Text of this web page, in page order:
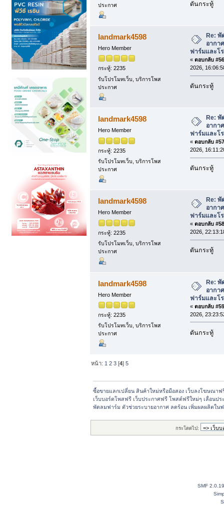
ประกาศ ดันกระทู้
landmark4598
Hero Member
กระทู้: 2235
รับโปรโมทเว็บ, บริการโพส
ประกาศ
Re:
อากา
ฟาร์มและโ
« ตอบกลับ
2026,
ดันกระทู้
landmark4598
Hero Member
กระทู้: 2235
รับโปรโมทเว็บ, บริการโพส
ประกาศ
Re:
อากา
ฟาร์มและโ
« ตอบกลับ
2026,
ดันกระทู้
landmark4598
Hero Member
กระทู้: 2235
รับโปรโมทเว็บ, บริการโพส
ประกาศ
Re:
อากา
ฟาร์มและโ
« ตอบกลับ
2026,
ดันกระทู้
landmark4598
Hero Member
กระทู้: 2235
รับโปรโมทเว็บ, บริการโพส
ประกาศ
Re: พั
อากา
ฟาร์มและโ
« ตอบกลับ
2026,
ดันกระทู้
หน้า: 1 2 3 [4]5
ซื้อขายแลกเปลี่ยน สินค้าใหม่หรือมือสอง เว็บลงโฆษณา
เว็บบอร์ดโพสฟรี เว็บประกาศฟรี โพสต์ฟรีใหม่ๆ เลื่อนปร
พัดลมฟาร์ม ตัวช่วยระบายอากาศ ลดร้อน เพิ่มผลผลิตใน
กระโดดไป:
SMF 2.0.19